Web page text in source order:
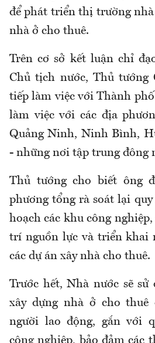
để phát triển thị trường
nhà ở cho thuê.
Trên cơ sở kết luận chỉ
Chủ tịch nước, Thủ tướng
tiếp làm việc với Thành
làm việc với các địa
Quảng Ninh, Ninh Bình,
- những nơi tập trung đông
Thủ tướng cho biết ông
phương tổng rà soát lại
hoạch các khu công
trí nguồn lực và triển khai
các dự án xây nhà cho thuê.
Trước hết, Nhà nước sẽ sử
xây dựng nhà ở cho thuê
người lao động, gắn với
công nghiệp, bảo đảm các